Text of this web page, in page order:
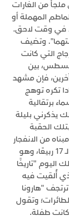
من الغارات
المهملة أو
في وقت لاحق.
وتضيف
التي كانت
بين
فإن مشهد
تكره توهج
برتقالية
يذكرني بليلة
الحقبة
من الانفجار
ولكن قُتل فيه 42 شخصًا، التقيت "كينتا" ذا الـ 17 ربيعًا، وهو
"تاريخًا
أُلقيت فيه
المقابل، ترتجف "هارونا
الطائرات؛ وتقول
طفلة.